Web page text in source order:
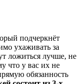
подчеркнёт
ухаживать за
ложиться лучше, не
что у вас их не
обязанность